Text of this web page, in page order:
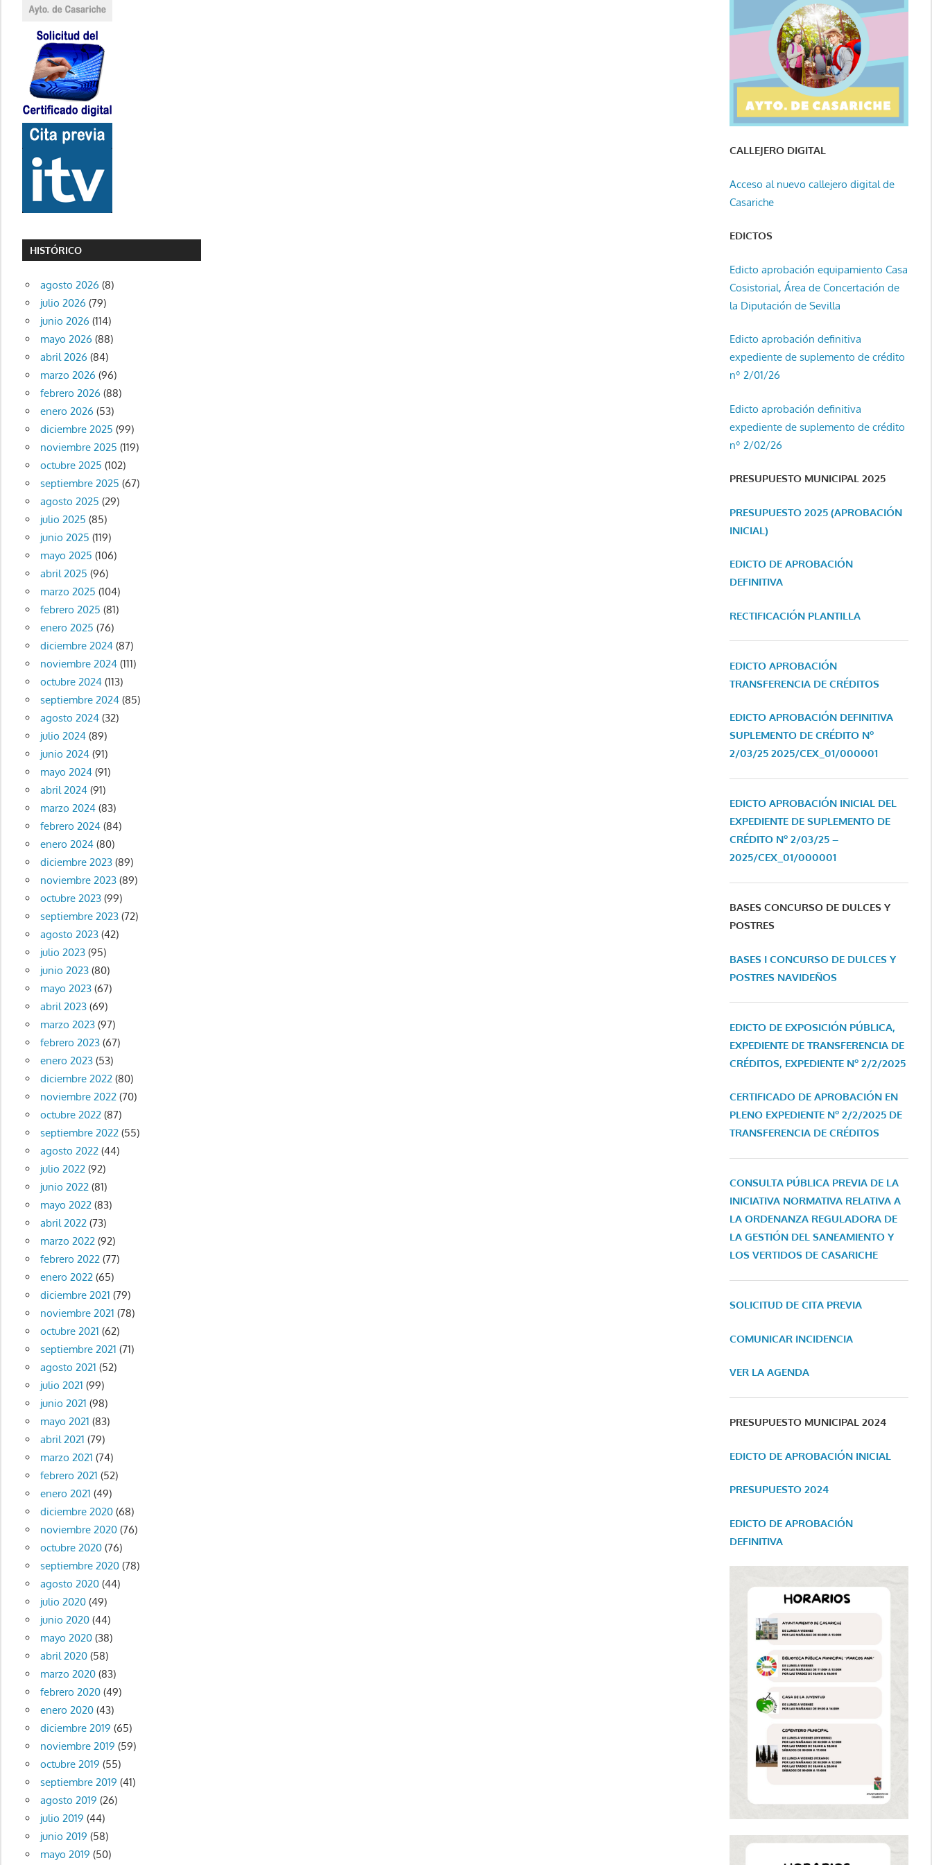
HISTÓRICO
agosto 2026 (8)
julio 2026 (79)
junio 2026 (114)
mayo 2026 (88)
abril 2026 (84)
marzo 2026 (96)
febrero 2026 (88)
enero 2026 (53)
diciembre 2025 (99)
noviembre 2025 (119)
octubre 2025 (102)
septiembre 2025 (67)
agosto 2025 (29)
julio 2025 (85)
junio 2025 (119)
mayo 2025 (106)
abril 2025 (96)
marzo 2025 (104)
febrero 2025 (81)
enero 2025 (76)
diciembre 2024(87)
noviembre 2024(111)
octubre 2024(113)
septiembre 2024(85)
agosto 2024(32)
julio 2024(89)
junio 2024(91)
mayo 2024(91)
abril 2024(91)
marzo 2024(83)
febrero 2024(84)
enero 2024(80)
diciembre 2023(89)
noviembre 2023(89)
octubre 2023(99)
septiembre 2023(72)
agosto 2023(42)
julio 2023(95)
junio 2023(80)
mayo 2023(67)
abril 2023(69)
marzo 2023(97)
febrero 2023(67)
enero 2023(53)
diciembre 2022(80)
noviembre 2022(70)
octubre 2022(87)
septiembre 2022(55)
agosto 2022(44)
julio 2022(92)
junio 2022(81)
mayo 2022(83)
abril 2022(73)
marzo 2022(92)
febrero 2022(77)
enero 2022(65)
diciembre 2021 (79)
noviembre 2021 (78)
octubre 2021 (62)
septiembre 2021 (71)
agosto 2021 (52)
julio 2021 (99)
junio 2021 (98)
mayo 2021 (83)
abril 2021 (79)
marzo 2021 (74)
febrero 2021 (52)
enero 2021 (49)
diciembre 2020(68)
noviembre 2020(76)
octubre 2020(76)
septiembre 2020(78)
agosto 2020(44)
julio 2020(49)
junio 2020(44)
mayo 2020(38)
abril 2020(58)
marzo 2020(83)
febrero 2020(49)
enero 2020(43)
diciembre 2019 (65)
noviembre 2019 (59)
octubre 2019 (55)
septiembre 2019 (41)
agosto 2019 (26)
julio 2019 (44)
junio 2019 (58)
mayo 2019 (50)
CALLEJERO DIGITAL
Acceso al nuevo callejero digital de
Casariche
EDICTOS
Edicto aprobación equipamiento Casa
Cosistorial, Área de Concertación de
la Diputación de Sevilla
Edicto aprobación definitiva
expediente de suplemento de crédito
nº 2/01/26
Edicto aprobación definitiva
expediente de suplemento de crédito
nº 2/02/26
PRESUPUESTO MUNICIPAL 2025
PRESUPUESTO 2025 (APROBACIÓN
INICIAL)
EDICTO DE APROBACIÓN
DEFINITIVA
RECTIFICACIÓN PLANTILLA
EDICTO APROBACIÓN
TRANSFERENCIA DE CRÉDITOS
EDICTO APROBACIÓN DEFINITIVA
SUPLEMENTO DE CRÉDITO Nº
2/03/25 2025/CEX_01/000001
EDICTO APROBACIÓN INICIAL DEL
EXPEDIENTE DE SUPLEMENTO DE
CRÉDITO Nº 2/03/25 –
2025/CEX_01/000001
BASES CONCURSO DE DULCES Y
POSTRES
BASES I CONCURSO DE DULCES Y
POSTRES NAVIDEÑOS
EDICTO DE EXPOSICIÓN PÚBLICA,
EXPEDIENTE DE TRANSFERENCIA DE
CRÉDITOS, EXPEDIENTE Nº 2/2/2025
CERTIFICADO DE APROBACIÓN EN
PLENO EXPEDIENTE Nº 2/2/2025 DE
TRANSFERENCIA DE CRÉDITOS
CONSULTA PÚBLICA PREVIA DE LA
INICIATIVA NORMATIVA RELATIVA A
LA ORDENANZA REGULADORA DE
LA GESTIÓN DEL SANEAMIENTO Y
LOS VERTIDOS DE CASARICHE
SOLICITUD DE CITA PREVIA
COMUNICAR INCIDENCIA
VER LA AGENDA
PRESUPUESTO MUNICIPAL 2024
EDICTO DE APROBACIÓN INICIAL
PRESUPUESTO 2024
EDICTO DE APROBACIÓN
DEFINITIVA